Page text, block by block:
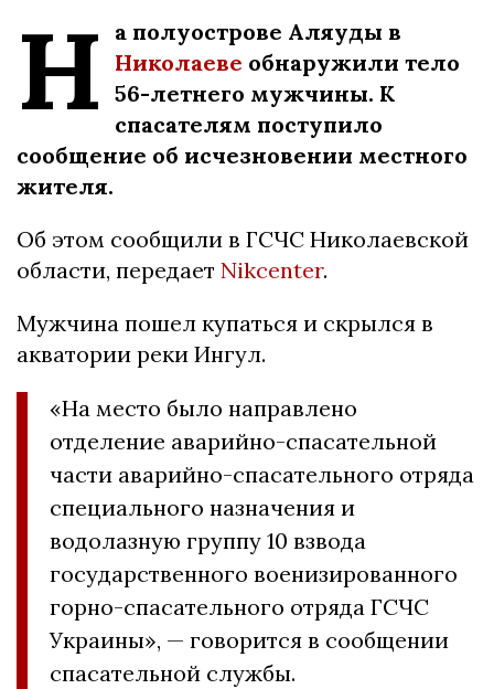
Н
а полуострове Аляуды в
Николаеве обнаружили тело
56-летнего мужчины. К
спасателям поступило
сообщение об исчезновении местного
жителя.
Об этом сообщили в ГСЧС Николаевской
области, передает Nikcenter.
Мужчина пошел купаться и скрылся в
акватории реки Ингул.
«На место было направлено
отделение аварийно-спасательной
части аварийно-спасательного отряда
специального назначения и
водолазную группу 10 взвода
государственного военизированного
горно-спасательного отряда ГСЧС
Украины», — говорится в сообщении
спасательной службы.